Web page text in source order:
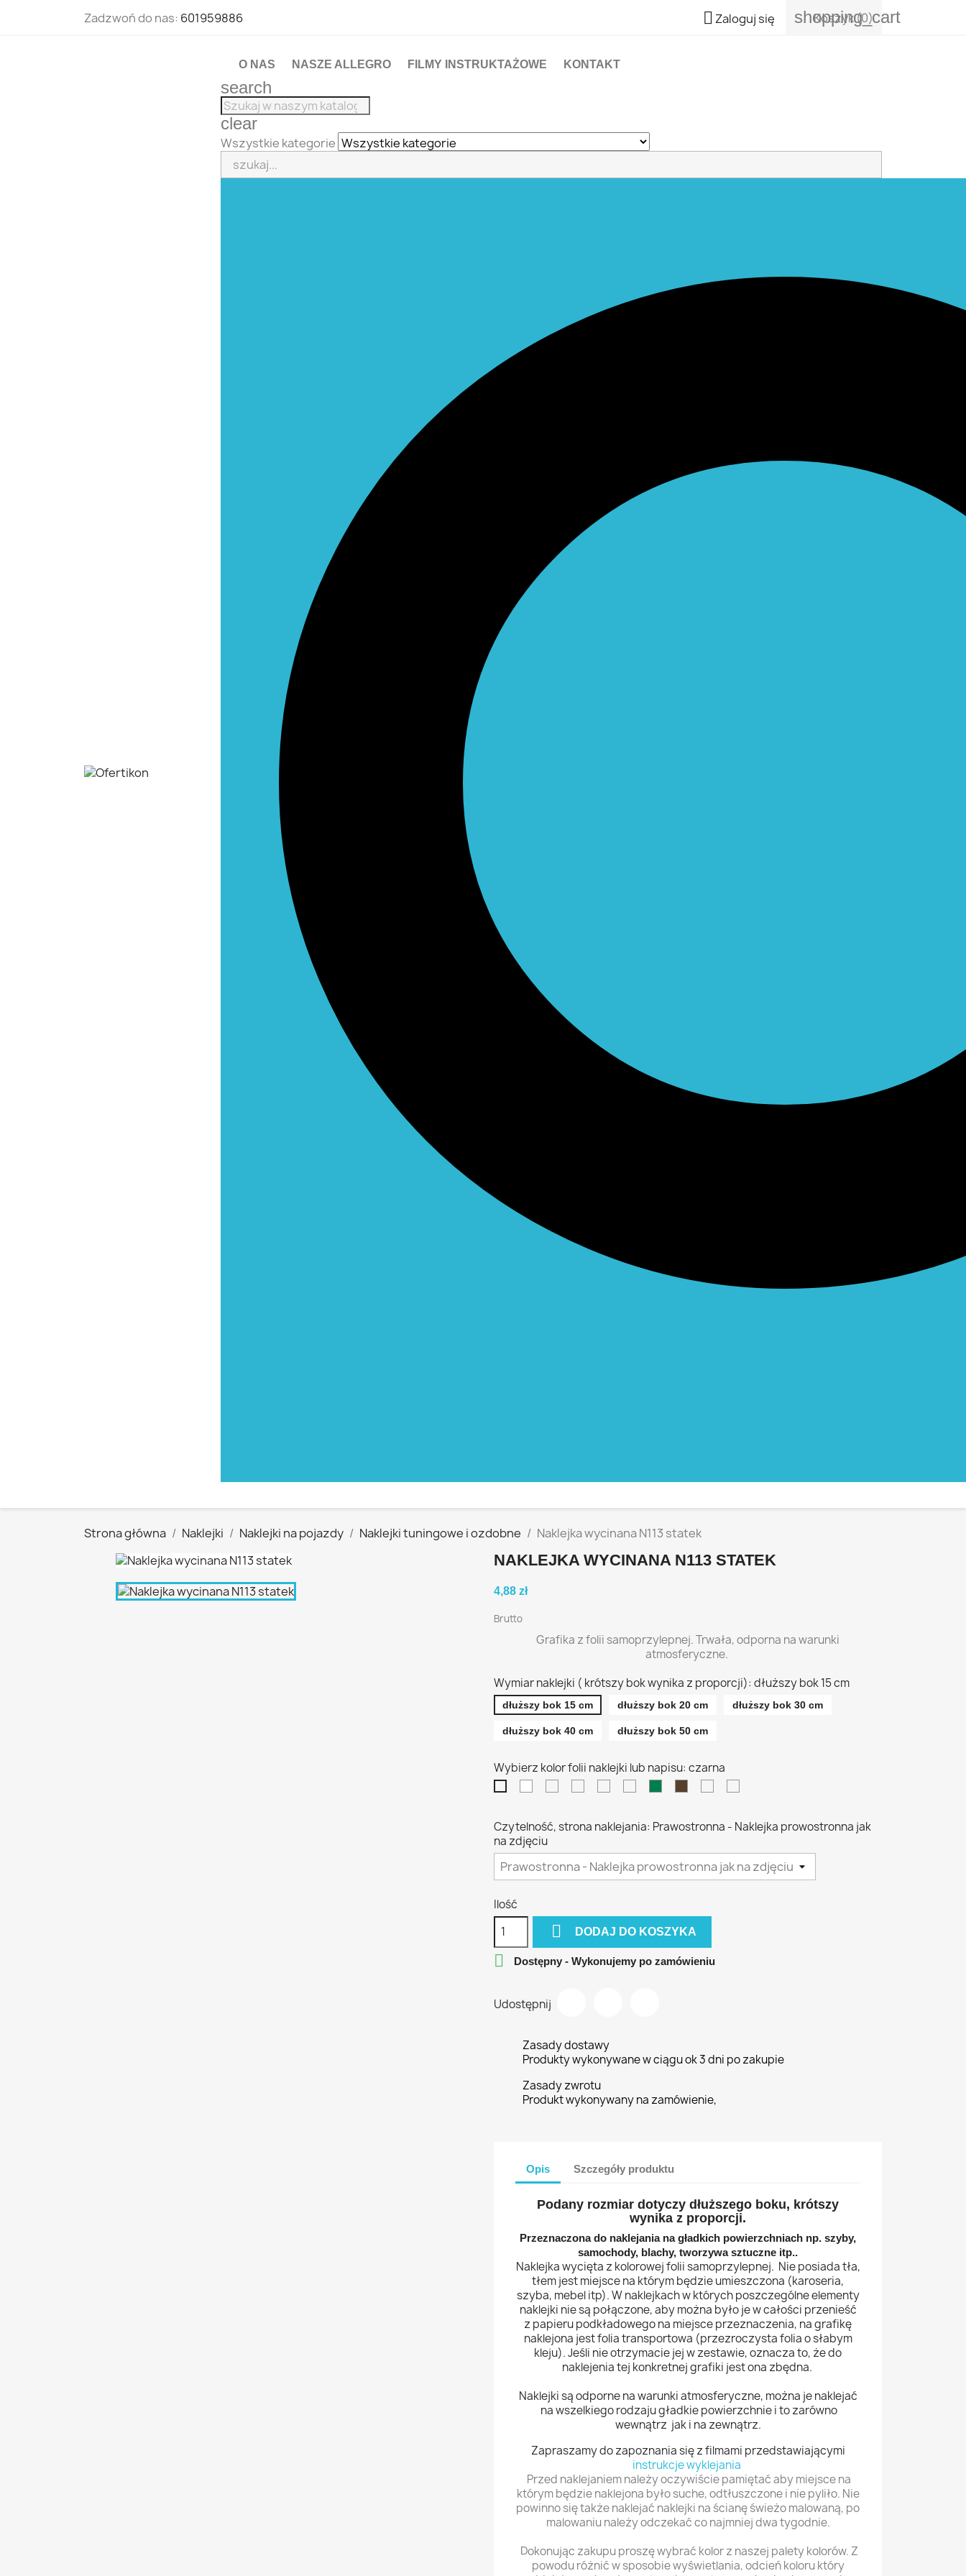
Zadzwoń do nas: 601959886  Zaloguj się shopping_cart
Koszyk(0)
O NAS NASZE ALLEGRO FILMY INSTRUKTAŻOWE KONTAKT
search
clear
Wszystkie kategorie
Strona główna Naklejki Naklejki na pojazdy Naklejki tuningowe i ozdobne Naklejka wycinana N113 statek
NAKLEJKA WYCINANA N113 STATEK
4,88 zł
Brutto
Grafika z folii samoprzylepnej. Trwała, odporna na warunki
atmosferyczne.
Wymiar naklejki ( krótszy bok wynika z proporcji): dłuższy bok 15 cm
dłuższy bok 15 cm dłuższy bok 20 cm dłuższy bok 30 cm
dłuższy bok 40 cm dłuższy bok 50 cm
Wybierz kolor folii naklejki lub napisu: czarna
Czytelność, strona naklejania: Prawostronna - Naklejka prowostronna jak
na zdjęciu
Ilość
 DODAJ DO KOSZYKA
 Dostępny - Wykonujemy po zamówieniu
Udostępnij
Zasady dostawy
Produkty wykonywane w ciągu ok 3 dni po zakupie
Zasady zwrotu
Produkt wykonywany na zamówienie,
Opis Szczegóły produktu
Podany rozmiar dotyczy dłuższego boku, krótszy
wynika z proporcji.
Przeznaczona do naklejania na gładkich powierzchniach np. szyby,
samochody, blachy, tworzywa sztuczne itp..
Naklejka wycięta z kolorowej folii samoprzylepnej. Nie posiada tła,
tłem jest miejsce na którym będzie umieszczona (karoseria,
szyba, mebel itp). W naklejkach w których poszczególne elementy
naklejki nie są połączone, aby można było je w całości przenieść
z papieru podkładowego na miejsce przeznaczenia, na grafikę
naklejona jest folia transportowa (przezroczysta folia o słabym
kleju).Jeśli nie otrzymacie jej w zestawie, oznacza to, że do
naklejenia tej konkretnej grafiki jest ona zbędna.
Naklejki są odporne na warunki atmosferyczne, można je naklejać
na wszelkiego rodzaju gładkie powierzchnie i to zarówno
wewnątrz jak i na zewnątrz.
Zapraszamy do zapoznania się z filmami przedstawiającymi
instrukcje wyklejania
Przed naklejaniem należy oczywiście pamiętać aby miejsce na
którym będzie naklejona było suche, odtłuszczone i nie pyliło. Nie
powinno się także naklejać naklejki na ścianę świeżo malowaną, po
malowaniu należy odczekać co najmniej dwa tygodnie.
Dokonując zakupu proszę wybrać kolor z naszej palety kolorów. Z
powodu różnić w sposobie wyświetlania, odcień koloru który